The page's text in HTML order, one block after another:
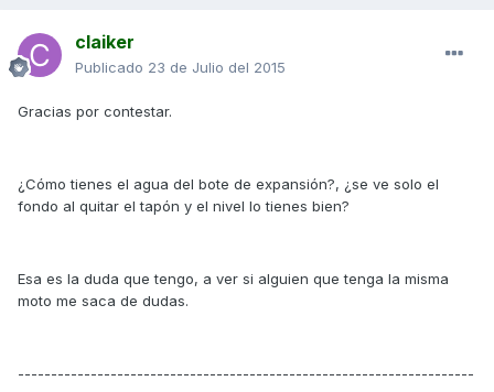
claiker
Publicado 23 de Julio del 2015
Gracias por contestar.
¿Cómo tienes el agua del bote de expansión?, ¿se ve solo el
fondo al quitar el tapón y el nivel lo tienes bien?
Esa es la duda que tengo, a ver si alguien que tenga la misma
moto me saca de dudas.
---------------------------------------------------------------------